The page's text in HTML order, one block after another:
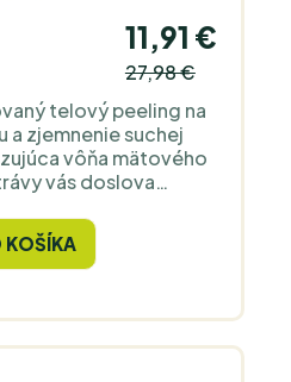
11,91 €
27,98 €
telový peeling na
a zjemnenie suchej
vôňa mätového
vás doslova
V papierovom,
obale.
KOŠÍKA